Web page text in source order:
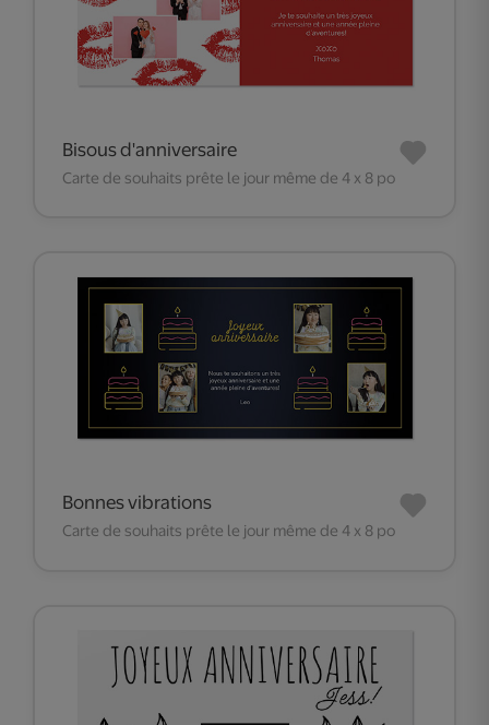
Bisous d'anniversaire
Carte de souhaits prête le jour même de 4 x 8 po
Bonnes vibrations
Carte de souhaits prête le jour même de 4 x 8 po